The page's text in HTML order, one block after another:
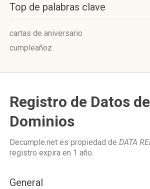
Top de palabras clave
cartas de aniversario
cumpleañoz
Registro de Datos de
Dominios
Decumple.net es propiedad de DATA
registro expira en 1 año.
General